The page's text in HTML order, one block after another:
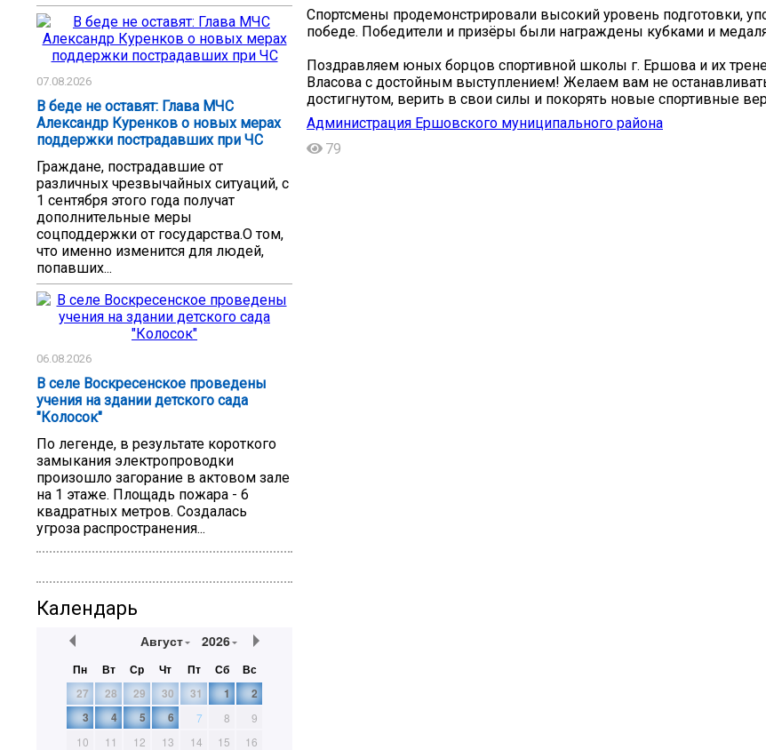
07.08.2026
В беде не оставят: Глава МЧС
Александр Куренков о новых мерах
поддержки пострадавших при ЧС
Граждане, пострадавшие от
различных чрезвычайных ситуаций, с
1 сентября этого года получат
дополнительные меры
соцподдержки от государства.О том,
что именно изменится для людей,
попавших...
06.08.2026
В селе Воскресенское проведены
учения на здании детского сада
"Колосок"
По легенде, в результате короткого
замыкания электропроводки
произошло загорание в актовом зале
на 1 этаже. Площадь пожара - 6
квадратных метров. Создалась
угроза распространения...
Календарь
Август 2026
Пн Вт Ср Чт Пт Сб
Вс
27
28 29 30 31 1
2
3
4 5 6 7 8
9
10
11 12 13 14 15
16
Спортсмены продемонстрировали высокий уровень подготовки,
победе. Победители и призёры были награждены кубками и
Поздравляем юных борцов спортивной школы г. Ершова и их
Власова с достойным выступлением! Желаем вам не
достигнутом, верить в свои силы и покорять новые спортивные
Администрация Ершовского муниципального района
79